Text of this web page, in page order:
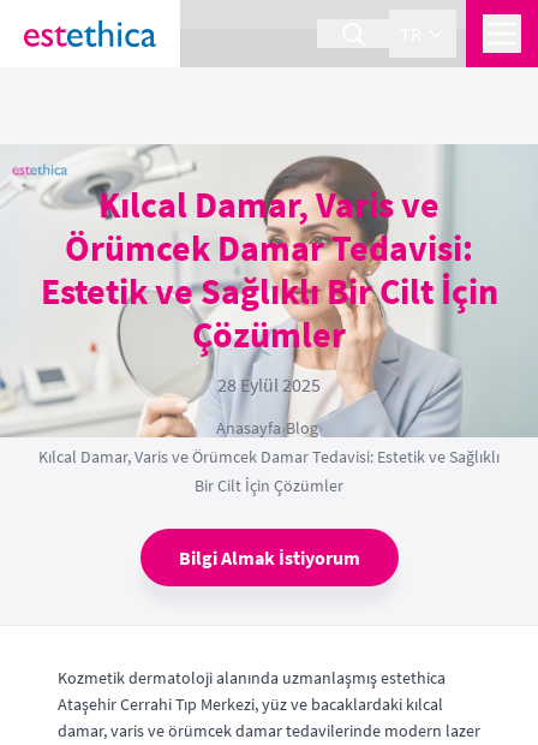
section Service {
Kılcal Damar, Varis ve
Örümcek Damar Tedavisi:
Estetik ve Sağlıklı Bir Cilt İçin
Çözümler
28 Eylül 2025
Anasayfa›Blog›
Kılcal Damar, Varis ve Örümcek Damar Tedavisi: Estetik ve Sağlıklı
Bir Cilt İçin Çözümler
Bilgi Almak İstiyorum
Kozmetik dermatoloji alanında uzmanlaşmış estethica
Ataşehir Cerrahi Tıp Merkezi, yüz ve bacaklardaki kılcal
damar, varis ve örümcek damar tedavilerinde modern lazer